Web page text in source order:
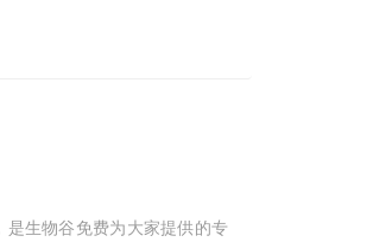
是生物谷免费为大家提供的专